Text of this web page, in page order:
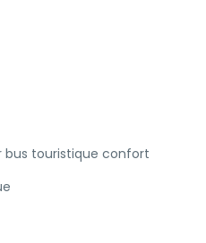
bus touristique confort